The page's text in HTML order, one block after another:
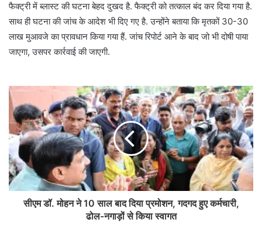
फैक्ट्री में ब्लास्ट की घटना बेहद दुखद है. फैक्ट्री को तत्काल बंद कर दिया गया है.
साथ ही घटना की जांच के आदेश भी दिए गए है. उन्होंने बताया कि मृतकों 30-30
लाख मुआवजे का प्रावधान किया गया हैं. जांच रिपोर्ट आने के बाद जो भी दोषी पाया
जाएगा, उसपर कार्रवाई की जाएगी.
सीएम डॉ. मोहन ने 10 साल बाद दिया प्रमोशन, गदगद हुए कर्मचारी,
ढोल-नगाड़ों से किया स्वागत